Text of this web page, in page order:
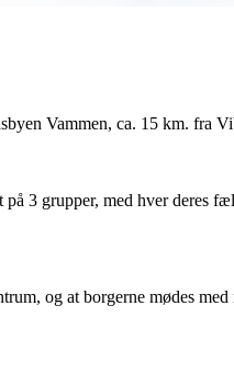
Vammen, ca. 15 km.
3 grupper, med hver deres
og at borgerne mødes